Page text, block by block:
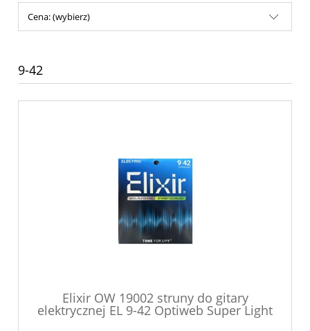
Cena: (wybierz)
9-42
Elixir OW 19002 struny do gitary
elektrycznej EL 9-42 Optiweb Super Light